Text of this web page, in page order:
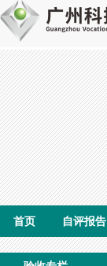
首页 自评报告